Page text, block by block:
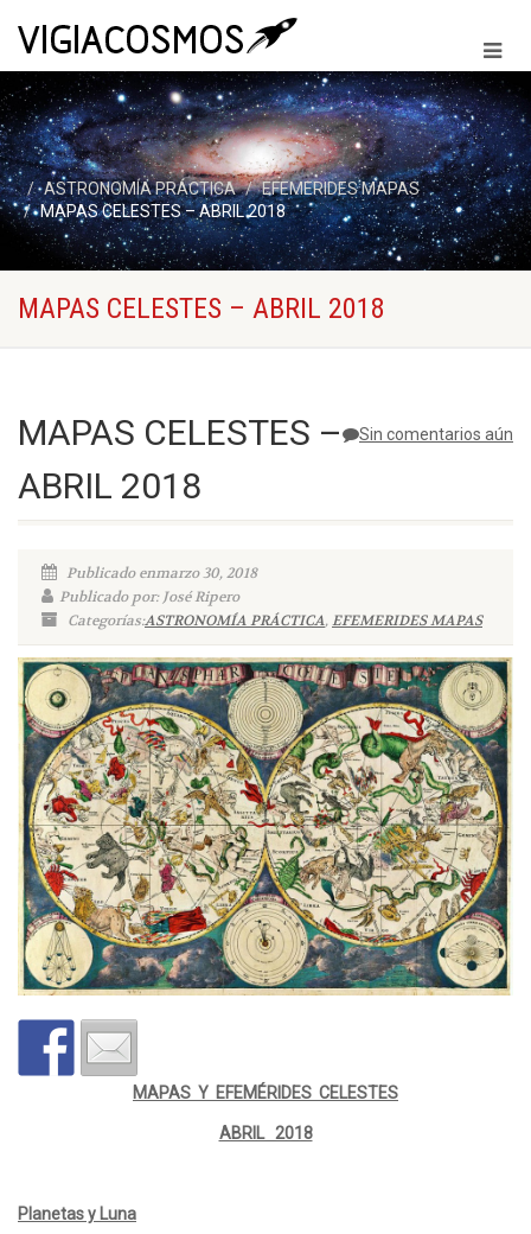
ASTRONOMÍA PRÁCTICA
EFEMERIDES MAPAS
MAPAS CELESTES – ABRIL 2018
MAPAS CELESTES – ABRIL 2018
Sin comentarios aún
MAPAS CELESTES –
ABRIL 2018
Publicado enmarzo 30, 2018
Publicado por: José Ripero
Categorías:ASTRONOMÍA PRÁCTICA,EFEMERIDES MAPAS
MAPAS Y EFEMÉRIDES CELESTES
ABRIL 2018
Planetas y Luna